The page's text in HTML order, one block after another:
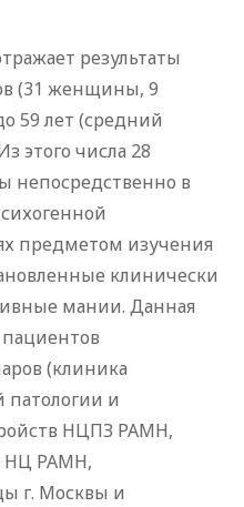
результаты
(31 женщины, 9
59 лет (средний
этого числа 28
непосредственно в
предметом изучения
клинически
мании. Данная
(клиника
патологии и
НЦПЗ РАМН,
НЦ РАМН,
г. Москвы и